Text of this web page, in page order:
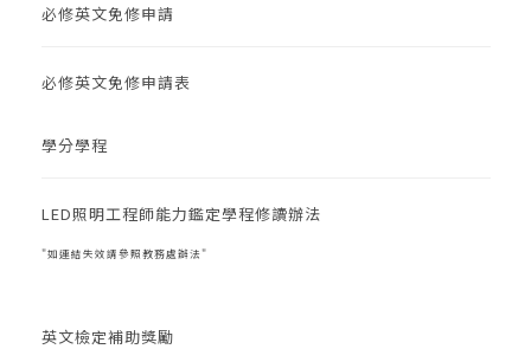
必修英文免修申請
必修英文免修申請表
學分學程
LED照明工程師能力鑑定學程修讀辦法
如連結失效請參照教務處辦法
英文檢定補助獎勵